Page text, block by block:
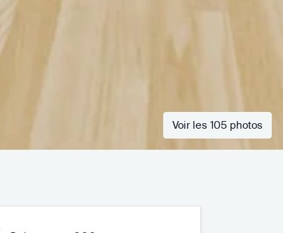
Voir les 105 photos